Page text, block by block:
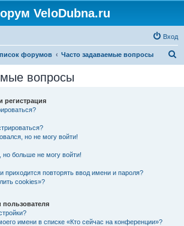
VeloDubna.ru
Вход
форумов Часто задаваемые вопросы
вопросы
но не могу войти!
но больше не могу войти!
приходится повторять ввод имени и пароля?
cookies»?
имени в списке «Кто сейчас на конференции»?